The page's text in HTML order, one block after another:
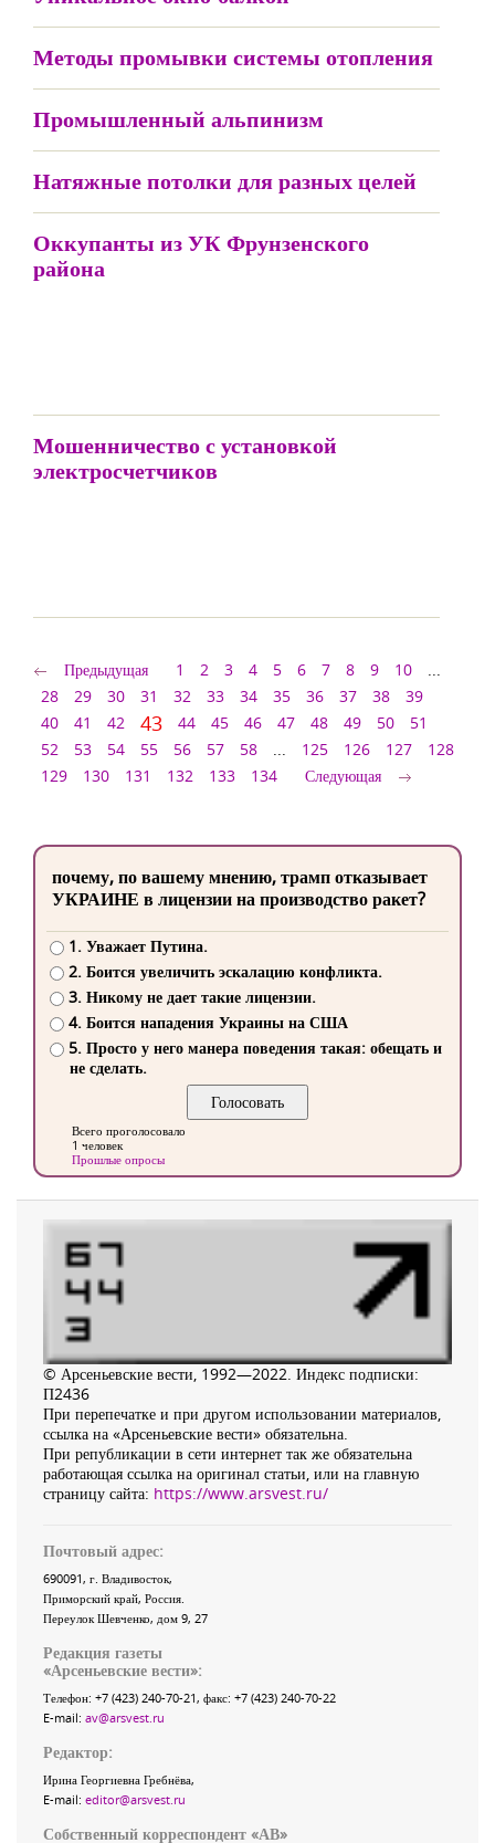
Методы промывки системы отопления
Промышленный альпинизм
Натяжные потолки для разных целей
Оккупанты из УК Фрунзенского
района
Мошенничество с установкой
электросчетчиков
Предыдущая 1 2 3 4 5 6 7 8 9 10
...
28
29 30 31 32 33 34 35 36 37 38
39
40
41 42 43 44 45 46 47 48 49 50
51
52
53 54 55 56 57 58 ... 125 126 127
128
129
130 131 132 133 134 Следующая
почему, по вашему мнению, трамп отказывает
УКРАИНЕ в лицензии на производство ракет?
1. Уважает Путина.
2. Боится увеличить эскалацию конфликта.
3. Никому не дает такие лицензии.
4. Боится нападения Украины на США
5. Просто у него манера поведения такая: обещать и
не сделать.
Всего проголосовало
1 человек
Прошлые опросы
© Арсеньевские вести, 1992—2022. Индекс подписки:
П2436
При перепечатке и при другом использовании материалов,
ссылка на «Арсеньевские вести» обязательна.
При републикации в сети интернет так же обязательна
работающая ссылка на оригинал статьи, или на главную
страницу сайта: https://www.arsvest.ru/
Почтовый адрес:
690091, г. Владивосток,
Приморский край, Россия
Переулок Шевченко, дом 9, 27
Редакция газеты
«Арсеньевские вести»:
Телефон: +7 (423) 240-70-21, факс: +7 (423) 240-70-22
E-mail: av@arsvest.ru
Редактор:
Ирина Георгиевна Гребнёва,
E-mail: editor@arsvest.ru
Собственный корреспондент «АВ»